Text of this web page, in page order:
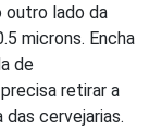
outro lado da
microns. Encha
de
retirar a
cervejarias.